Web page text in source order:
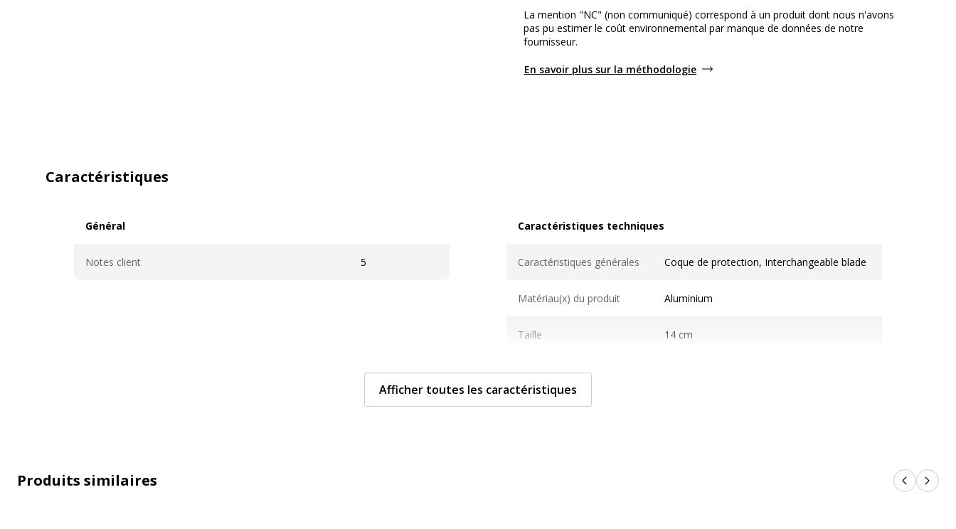
La mention "NC" (non communiqué) correspond à un produit dont nous n'avons
pas pu estimer le coût environnemental par manque de données de notre
fournisseur.
En savoir plus sur la méthodologie
Caractéristiques
Général
Notes client 5
Caractéristiques techniques
Caractéristiques générales Coque de protection, Interchangeable blade
Matériau(x) du produit Aluminium
Taille 14 cm
Type outil de coupe
Caractéristiques générales
Afficher toutes les caractéristiques
Produits similaires Produits